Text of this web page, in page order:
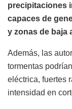
precipitaciones
capaces de
y zonas de baja
Además, las
tormentas
eléctrica, fuertes
intensidad en